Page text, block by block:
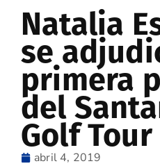
Natalia
se
primera
del
Golf Tour
abril 4, 2019